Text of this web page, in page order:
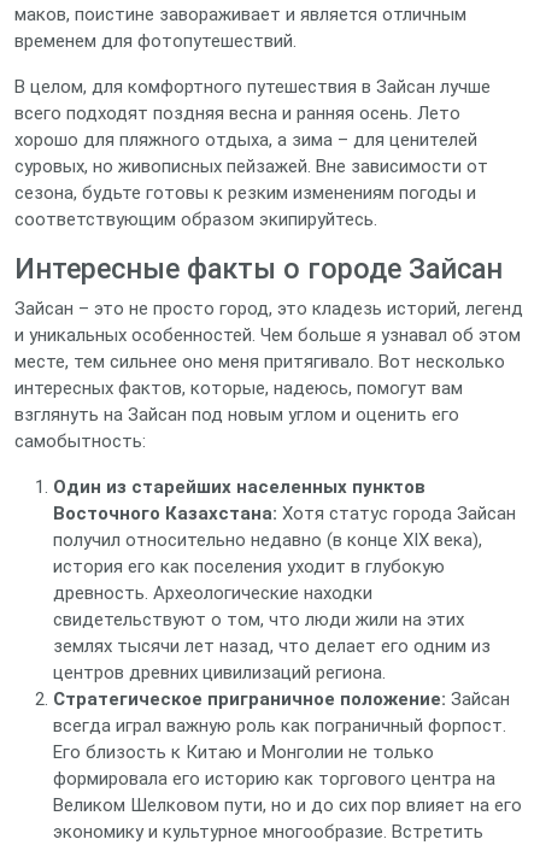
маков, поистине завораживает и является отличным
временем для фотопутешествий.
В целом, для комфортного путешествия в Зайсан лучше
всего подходят поздняя весна и ранняя осень. Лето
хорошо для пляжного отдыха, а зима – для ценителей
суровых, но живописных пейзажей. Вне зависимости от
сезона, будьте готовы к резким изменениям погоды и
соответствующим образом экипируйтесь.
Интересные факты о городе Зайсан
Зайсан – это не просто город, это кладезь историй, легенд
и уникальных особенностей. Чем больше я узнавал об этом
месте, тем сильнее оно меня притягивало. Вот несколько
интересных фактов, которые, надеюсь, помогут вам
взглянуть на Зайсан под новым углом и оценить его
самобытность:
Один из старейших населенных пунктов
Восточного Казахстана: Хотя статус города Зайсан
получил относительно недавно (в конце XIX века),
история его как поселения уходит в глубокую
древность. Археологические находки
свидетельствуют о том, что люди жили на этих
землях тысячи лет назад, что делает его одним из
центров древних цивилизаций региона.
Стратегическое приграничное положение: Зайсан
всегда играл важную роль как пограничный форпост.
Его близость к Китаю и Монголии не только
формировала его историю как торгового центра на
Великом Шелковом пути, но и до сих пор влияет на его
экономику и культурное многообразие. Встретить